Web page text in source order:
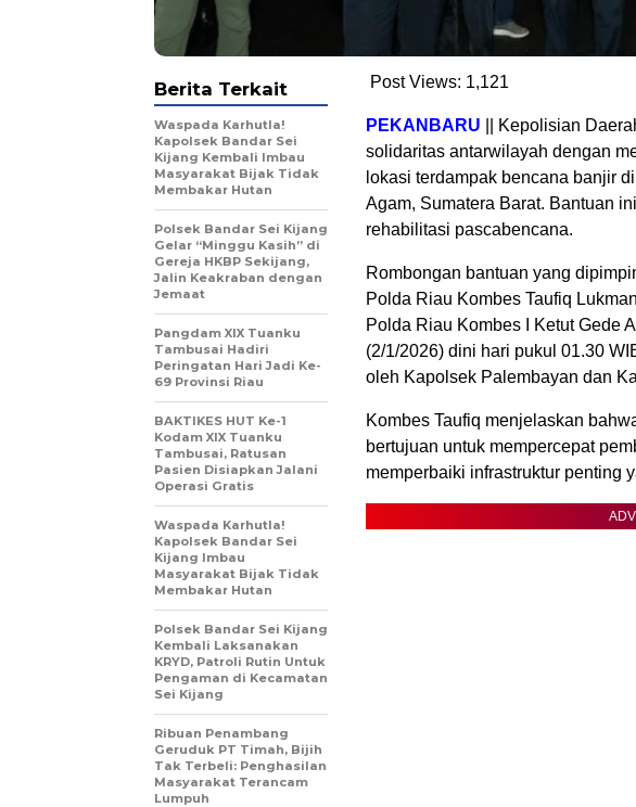
Post Views: 1,121
PEKANBARU || Kepolisian
solidaritas antarwilayah dengan
lokasi terdampak bencana banjir
Agam, Sumatera Barat. Bantuan
rehabilitasi pascabencana.
Rombongan bantuan yang
Polda Riau Kombes Taufiq
Polda Riau Kombes I Ketut Gede
(2/1/2026) dini hari pukul 01.30
oleh Kapolsek Palembayan dan
Kombes Taufiq menjelaskan
bertujuan untuk mempercepat
memperbaiki infrastruktur penting
Berita Terkait
Waspada Karhutla!
Kapolsek Bandar Sei
Kijang Kembali Imbau
Masyarakat Bijak Tidak
Membakar Hutan
Polsek Bandar Sei Kijang
Gelar “Minggu Kasih” di
Gereja HKBP Sekijang,
Jalin Keakraban dengan
Jemaat
Pangdam XIX Tuanku
Tambusai Hadiri
Peringatan Hari Jadi Ke-
69 Provinsi Riau
BAKTIKES HUT Ke-1
Kodam XIX Tuanku
Tambusai, Ratusan
Pasien Disiapkan Jalani
Operasi Gratis
Waspada Karhutla!
Kapolsek Bandar Sei
Kijang Imbau
Masyarakat Bijak Tidak
Membakar Hutan
Polsek Bandar Sei Kijang
Kembali Laksanakan
KRYD, Patroli Rutin Untuk
Pengaman di Kecamatan
Sei Kijang
Ribuan Penambang
Geruduk PT Timah, Bijih
Tak Terbeli: Penghasilan
Masyarakat Terancam
Lumpuh